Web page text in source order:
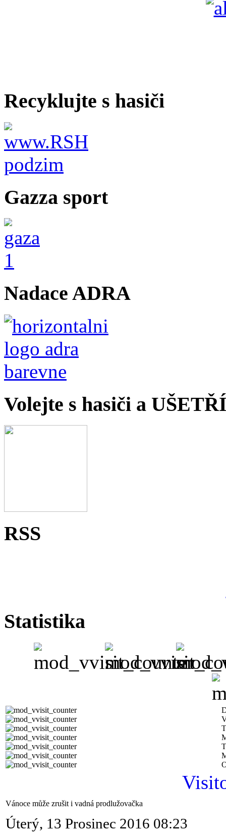
Recyklujte s hasiči
Gazza sport
Nadace ADRA
Volejte s hasiči a
RSS
Statistika
Vánoce může zrušit i vadná prodlužovačka
Úterý, 13 Prosinec 2016 08:23